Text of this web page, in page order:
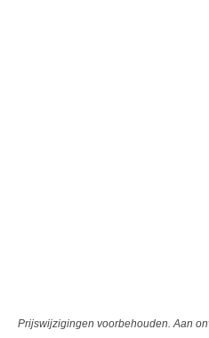
Prijswijzigingen voorbehouden. Aan